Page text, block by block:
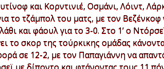
και Κορντινιέ, Οσμάνι, Λόιντ,
το τζάμπολ του ματς, με τον Βεζένκοφ
και φάουλ για το 3-0. Στο 1’ ο
το σκορ της τούρκικης ομάδας
σε 12-2, με τον Παπαγιάννη να